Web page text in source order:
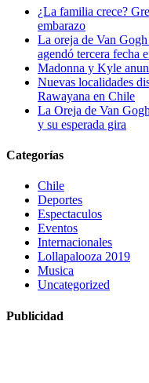
¿La familia crece?
embarazo
La oreja de Van
agendó tercera fecha
Madonna y Kyle
Nuevas localidades
Rawayana en Chile
La Oreja de Van
y su esperada gira
Categorías
Chile
Deportes
Espectaculos
Eventos
Internacionales
Lollapalooza 2019
Musica
Uncategorized
Publicidad